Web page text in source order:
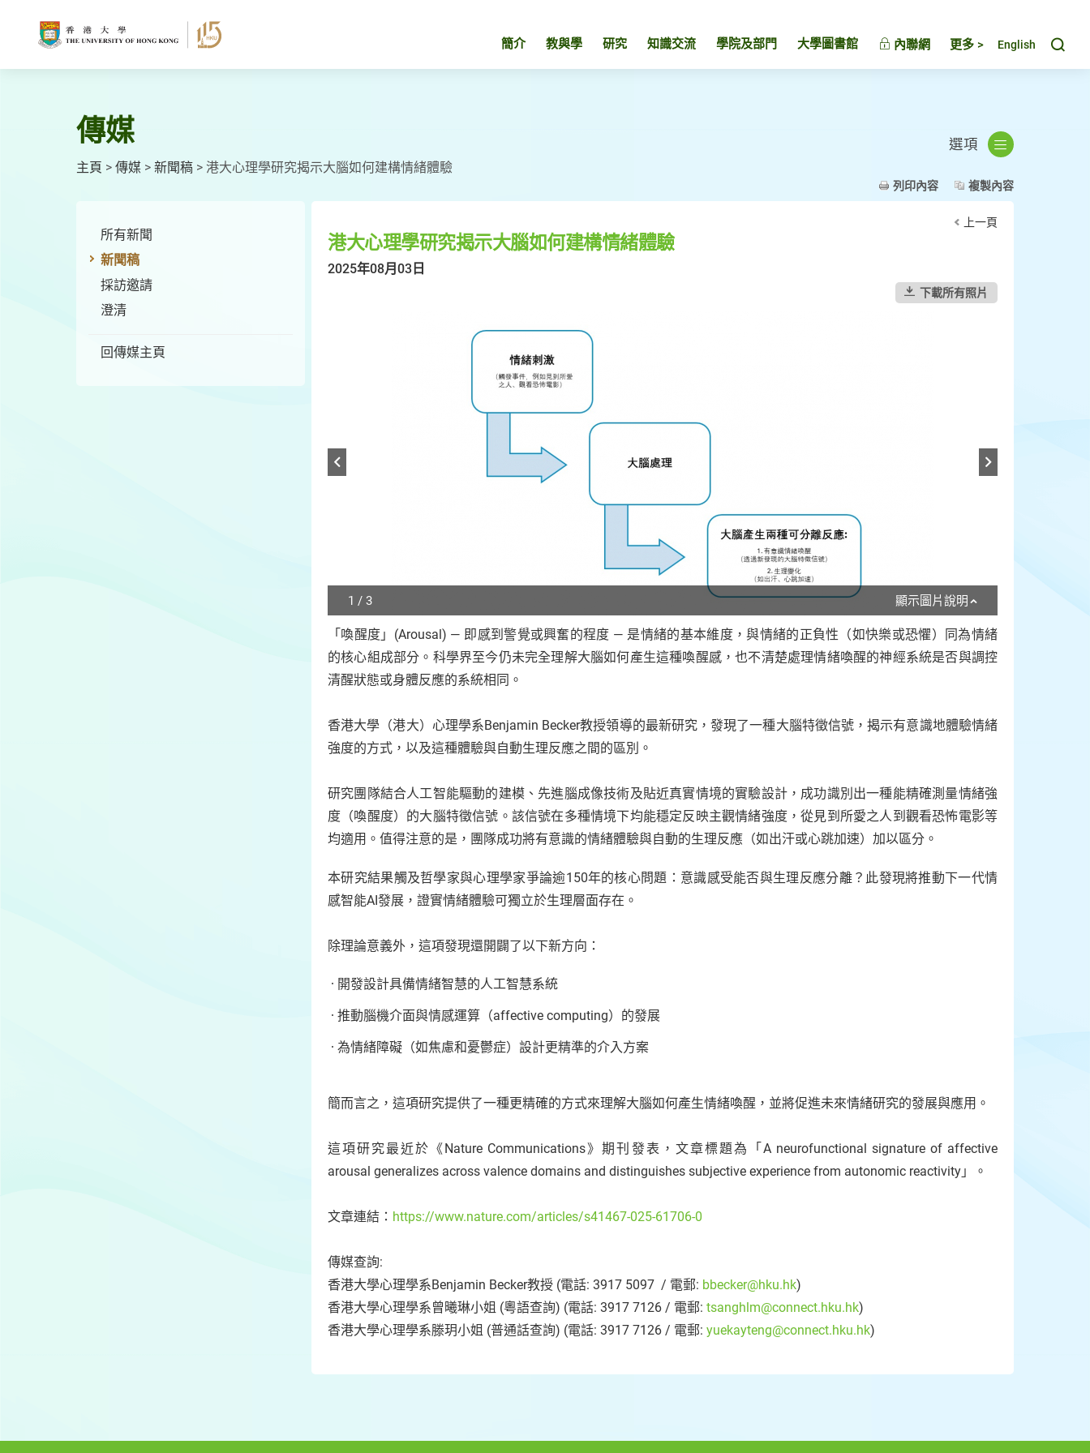
簡介 教與學 研究 知識交流 學院及部門 大學圖書館 內聯網 更多 > English
傳媒
主頁 > 傳媒 > 新聞稿 > 港大心理學研究揭示大腦如何建構情緒體驗
選項
列印內容 複製內容
所有新聞
新聞稿
採訪邀請
澄清
回傳媒主頁
上一頁
港大心理學研究揭示大腦如何建構情緒體驗
2025年08月03日
下載所有照片
1 / 3
Play
/
the
slider
顯示圖片說明
「喚醒度」(Arousal) — 即感到警覺或興奮的程度 — 是情緒的基本維度，與情緒的正負性（如快樂或恐懼）同為情緒
的核心組成部分。科學界至今仍未完全理解大腦如何產生這種喚醒感，也不清楚處理情緒喚醒的神經系統是否與調控
清醒狀態或身體反應的系統相同。
香港大學（港大）心理學系Benjamin Becker教授領導的最新研究，發現了一種大腦特徵信號，揭示有意識地體驗情緒
強度的方式，以及這種體驗與自動生理反應之間的區別。
研究團隊結合人工智能驅動的建模、先進腦成像技術及貼近真實情境的實驗設計，成功識別出一種能精確測量情緒強
度（喚醒度）的大腦特徵信號。該信號在多種情境下均能穩定反映主觀情緒強度，從見到所愛之人到觀看恐怖電影等
均適用。值得注意的是，團隊成功將有意識的情緒體驗與自動的生理反應（如出汗或心跳加速）加以區分。
本研究結果觸及哲學家與心理學家爭論逾150年的核心問題：意識感受能否與生理反應分離？此發現將推動下一代情
感智能AI發展，證實情緒體驗可獨立於生理層面存在。
除理論意義外，這項發現還開闢了以下新方向：
開發設計具備情緒智慧的人工智慧系統
推動腦機介面與情感運算（affective computing）的發展
為情緒障礙（如焦慮和憂鬱症）設計更精準的介入方案
簡而言之，這項研究提供了一種更精確的方式來理解大腦如何產生情緒喚醒，並將促進未來情緒研究的發展與應用。
這項研究最近於《Nature Communications》期刊發表，文章標題為「A neurofunctional signature of affective
arousal generalizes across valence domains and distinguishes subjective experience from autonomic reactivity」。
文章連結： https://www.nature.com/articles/s41467-025-61706-0
傳媒查詢:
香港大學心理學系Benjamin Becker教授 (電話: 3917 5097 / 電郵: bbecker@hku.hk)
香港大學心理學系曾曦琳小姐 (粵語查詢) (電話: 3917 7126 / 電郵: tsanghlm@connect.hku.hk)
香港大學心理學系滕玥小姐 (普通話查詢) (電話: 3917 7126 / 電郵: yuekayteng@connect.hku.hk)